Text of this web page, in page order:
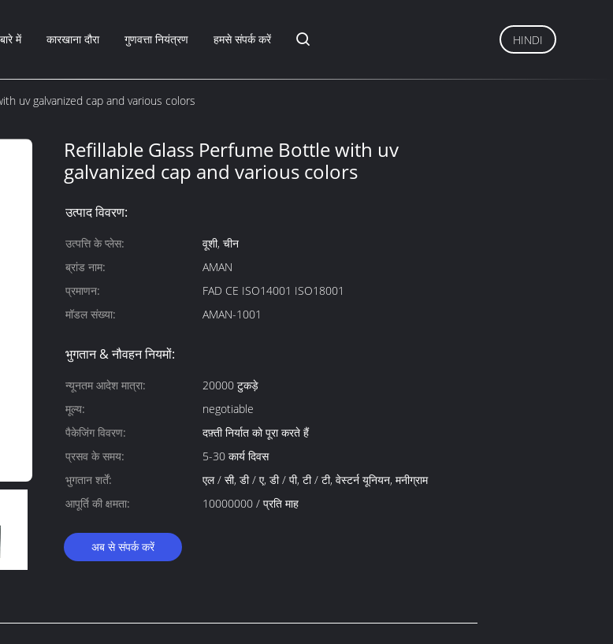
में कारखाना दौरा गुणवत्ता नियंत्रण हमसे संपर्क करें HINDI
uv galvanized cap and various colors
Refillable Glass Perfume Bottle with uv
galvanized cap and various colors
उत्पाद विवरण:
उत्पत्ति के प्लेस:
वूशी, चीन
ब्रांड नाम:
AMAN
प्रमाणन:
FAD CE ISO14001 ISO18001
मॉडल संख्या:
AMAN-1001
भुगतान & नौवहन नियमों:
न्यूनतम आदेश मात्रा:
20000 टुकड़े
मूल्य:
negotiable
पैकेजिंग विवरण:
दफ़्ती निर्यात को पूरा करते हैं
प्रसव के समय:
5-30 कार्य दिवस
भुगतान शर्तें:
एल / सी, डी / ए, डी / पी, टी / टी, वेस्टर्न यूनियन, मनीग्राम
आपूर्ति की क्षमता:
10000000 / प्रति माह
अब से संपर्क करें